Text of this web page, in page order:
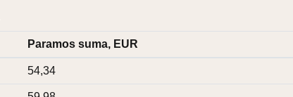
Paramos suma, EUR
54,34